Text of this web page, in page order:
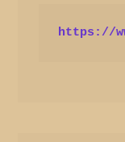
https://